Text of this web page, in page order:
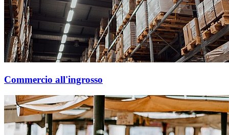
Commercio all'ingrosso